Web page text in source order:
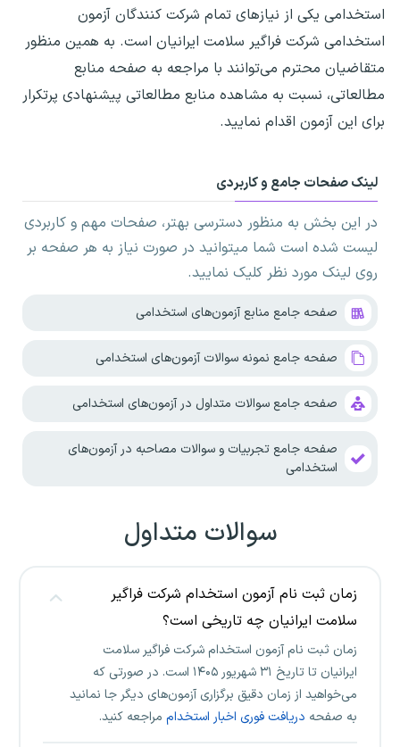
استخدامی یکی از نیازهای تمام شرکت کنندگان آزمون
استخدامی شرکت فراگیر سلامت ایرانیان است. به همین منظور
متقاضیان محترم می‌توانند با مراجعه به صفحه منابع
مطالعاتی، نسبت به مشاهده منابع مطالعاتی پیشنهادی پرتکرار
برای این آزمون اقدام نمایید.
لینک صفحات جامع و کاربردی
در این بخش به منظور دسترسی بهتر، صفحات مهم و کاربردی
لیست شده است شما میتوانید در صورت نیاز به هر صفحه بر
روی لینک مورد نظر کلیک نمایید.
صفحه جامع منابع آزمون‌های استخدامی
صفحه جامع نمونه سوالات آزمون‌های استخدامی
صفحه جامع سوالات متداول در آزمون‌های استخدامی
صفحه جامع تجربیات و سوالات مصاحبه در آزمون‌های
استخدامی
سوالات متداول
زمان ثبت نام آزمون استخدام شرکت فراگیر
سلامت ایرانیان چه تاریخی است؟
زمان ثبت نام آزمون استخدام شرکت فراگیر سلامت
ایرانیان تا تاریخ ۳۱ شهریور ۱۴۰۵ است. در صورتی که
می‌خواهید از زمان دقیق برگزاری آزمون‌های دیگر جا نمانید
به صفحه دریافت فوری اخبار استخدام مراجعه کنید.